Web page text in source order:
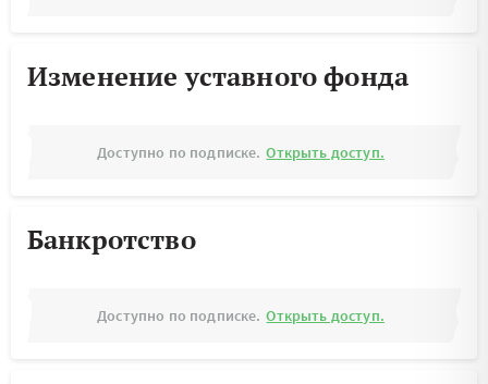
Изменение уставного фонда
Доступно по подписке. Открыть доступ.
Банкротство
Доступно по подписке. Открыть доступ.